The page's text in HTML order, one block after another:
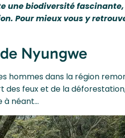
une biodiversité
Pour mieux vous y
Nyungwe
hommes dans la région
des feux et de la
à néant…